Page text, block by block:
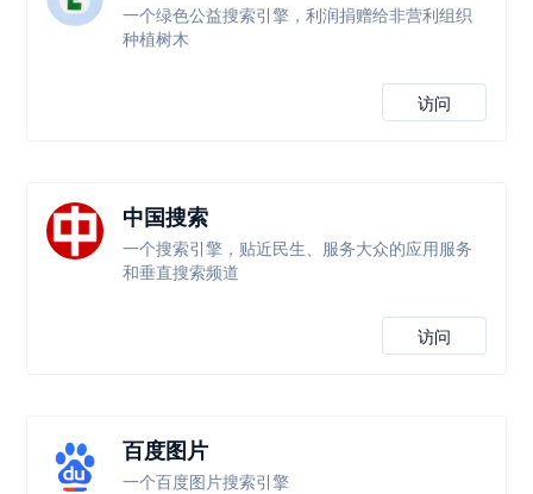
一个绿色公益搜索引擎，利润捐赠给非营利组织
种植树木
访问
中国搜索
一个搜索引擎，贴近民生、服务大众的应用服务
和垂直搜索频道
访问
百度图片
一个百度图片搜索引擎